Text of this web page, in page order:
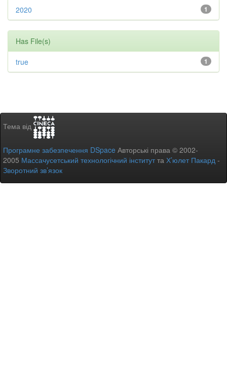
1
2020
Has File(s)
1
true
Тема від
Програмне забезпечення DSpace Авторські права © 2002-
2005 Массачусетський технологічний інститутта Х’юлет Пакард -
Зворотний зв’язок